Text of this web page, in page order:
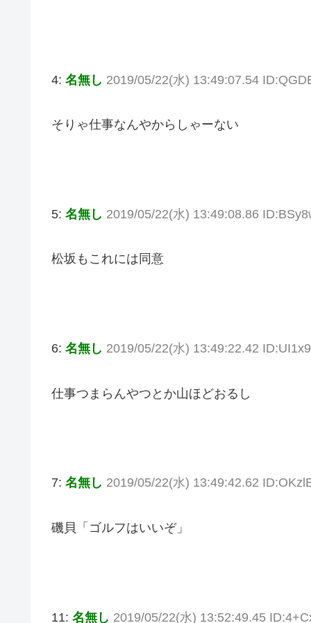
4: 名無し 2019/05/22(水) 13:49:07.54
そりゃ仕事なんやからしゃーない
5: 名無し 2019/05/22(水) 13:49:08.86
松坂もこれには同意
6: 名無し 2019/05/22(水) 13:49:22.42
仕事つまらんやつとか山ほどおるし
7: 名無し 2019/05/22(水) 13:49:42.62
磯貝「ゴルフはいいぞ」
11: 名無し 2019/05/22(水) 13:52:49.45